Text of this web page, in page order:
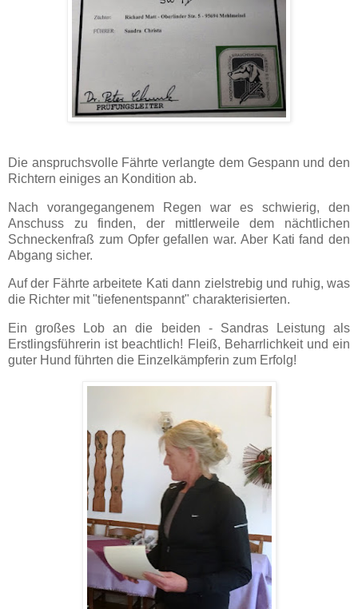
Die anspruchsvolle Fährte verlangte dem Gespann und den
Richtern einiges an Kondition ab.
Nach vorangegangenem Regen war es schwierig, den
Anschuss zu finden, der mittlerweile dem nächtlichen
Schneckenfraß zum Opfer gefallen war. Aber Kati fand den
Abgang sicher.
Auf der Fährte arbeitete Kati dann zielstrebig und ruhig, was
die Richter mit "tiefenentspannt" charakterisierten.
Ein großes Lob an die beiden - Sandras Leistung als
Erstlingsführerin ist beachtlich! Fleiß, Beharrlichkeit und ein
guter Hund führten die Einzelkämpferin zum Erfolg!